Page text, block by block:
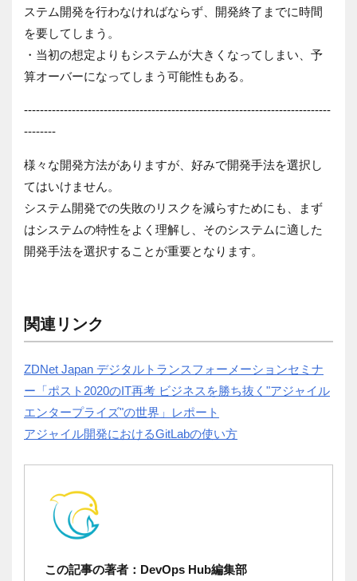
ステム開発を行わなければならず、開発終了までに時間
を要してしまう。
・当初の想定よりもシステムが大きくなってしまい、予
算オーバーになってしまう可能性もある。
-----------------------------------------------------------------------------
--------
様々な開発方法がありますが、好みで開発手法を選択し
てはいけません。
システム開発での失敗のリスクを減らすためにも、まず
はシステムの特性をよく理解し、そのシステムに適した
開発手法を選択することが重要となります。
関連リンク
ZDNet Japan デジタルトランスフォーメーションセミナ
ー「ポスト2020のIT再考 ビジネスを勝ち抜く"アジャイル
エンタープライズ"の世界」レポート
アジャイル開発におけるGitLabの使い方
この記事の著者：DevOps Hub編集部